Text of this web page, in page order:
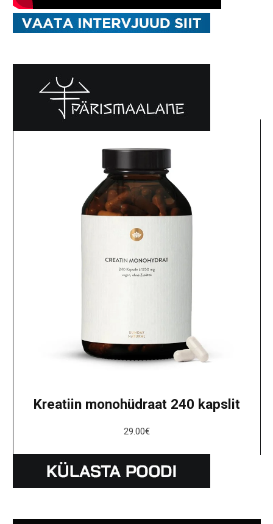
Kreatiin monohüdraat 240 kapslit
29.00€